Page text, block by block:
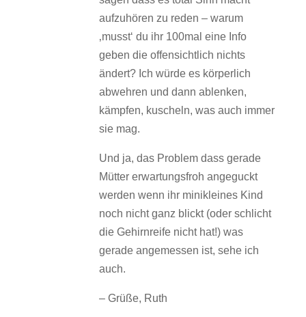
aufzuhören zu reden – warum
‚musst‘ du ihr 100mal eine Info
geben die offensichtlich nichts
ändert? Ich würde es körperlich
abwehren und dann ablenken,
kämpfen, kuscheln, was auch immer
sie mag.
Und ja, das Problem dass gerade
Mütter erwartungsfroh angeguckt
werden wenn ihr minikleines Kind
noch nicht ganz blickt (oder schlicht
die Gehirnreife nicht hat!) was
gerade angemessen ist, sehe ich
auch.
– Grüße, Ruth